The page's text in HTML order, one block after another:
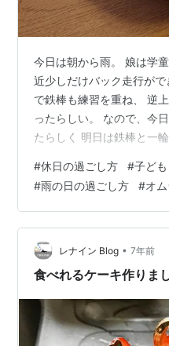
今日は朝から雨。 娘は学
近少しだけバック走行が
で鉄棒も練習を重ね、 逆
ったらしい。 なので、今
たらしく 明日は鉄棒と一
から雨。 一輪車も鉄棒も
さん！一輪車見て！！とい
と待ってくださいよ、と
雨戸を開けると・・・・
雨だから今日は一輪車も鉄
と、グズリだす娘。 や…
#休日の過ごし方 #子ど
#雨の日の過ごし方 #オ
レナイン Blog • 7年前
食べれるケーキ作りまし